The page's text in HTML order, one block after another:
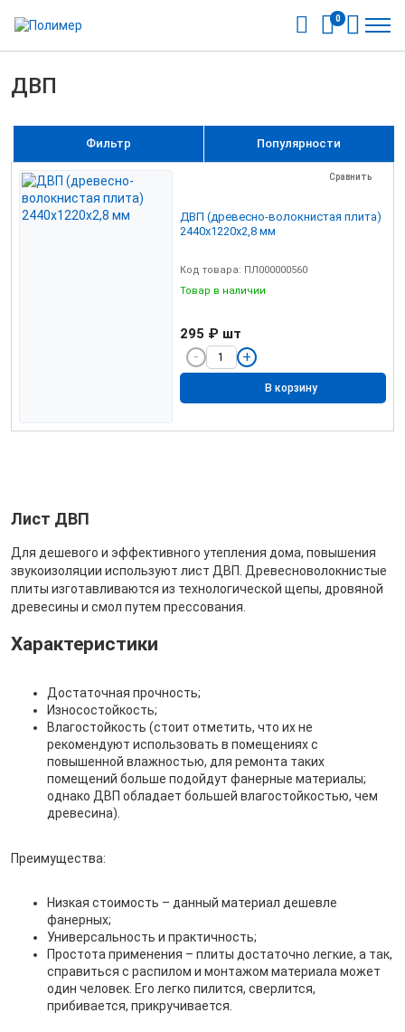
0
ДВП
Популярности
Фильтр
Сравнить
ДВП (древесно-волокнистая плита)
2440х1220х2,8 мм
Код товара: ПЛ000000560
Товар в наличии
295 ₽ шт
В корзину
Лист ДВП
Для дешевого и эффективного утепления дома, повышения
звукоизоляции используют лист ДВП. Древесноволокнистые
плиты изготавливаются из технологической щепы, дровяной
древесины и смол путем прессования.
Характеристики
Достаточная прочность;
Износостойкость;
Влагостойкость (стоит отметить, что их не
рекомендуют использовать в помещениях с
повышенной влажностью, для ремонта таких
помещений больше подойдут фанерные материалы;
однако ДВП обладает большей влагостойкостью, чем
древесина).
Преимущества:
Низкая стоимость – данный материал дешевле
фанерных;
Универсальность и практичность;
Простота применения – плиты достаточно легкие, а так,
справиться с распилом и монтажом материала может
один человек. Его легко пилится, сверлится,
прибивается, прикручивается.